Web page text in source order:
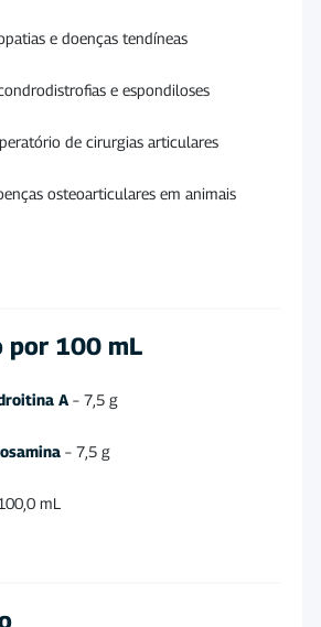
e doenças tendíneas
e espondiloses
de cirurgias articulares
osteoarticulares em animais
por 100 mL
A – 7,5 g
– 7,5 g
mL